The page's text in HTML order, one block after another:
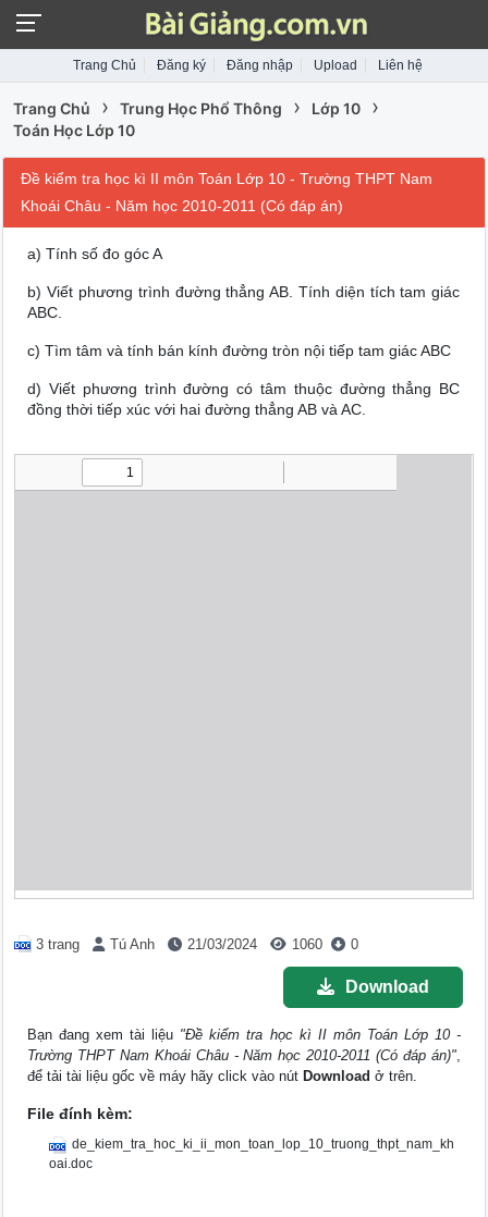
Trang Chủ Đăng ký Đăng nhập Upload Liên hệ
Trang Chủ › Trung Học Phổ Thông › Lớp 10 ›
Toán Học Lớp 10
Đề kiểm tra học kì II môn Toán Lớp 10 - Trường THPT Nam
Khoái Châu - Năm học 2010-2011 (Có đáp án)
a) Tính số đo góc A
b) Viết phương trình đường thẳng AB. Tính diện tích tam giác
ABC.
c) Tìm tâm và tính bán kính đường tròn nội tiếp tam giác ABC
d) Viết phương trình đường có tâm thuộc đường thẳng BC
đồng thời tiếp xúc với hai đường thẳng AB và AC.
3 trang Tú Anh 21/03/2024 1060 0
Download
Bạn đang xem tài liệu "Đề kiểm tra học kì II môn Toán Lớp 10 -
Trường THPT Nam Khoái Châu - Năm học 2010-2011 (Có đáp án)",
để tải tài liệu gốc về máy hãy click vào nút Download ở trên.
File đính kèm:
de_kiem_tra_hoc_ki_ii_mon_toan_lop_10_truong_thpt_nam_kh
oai.doc